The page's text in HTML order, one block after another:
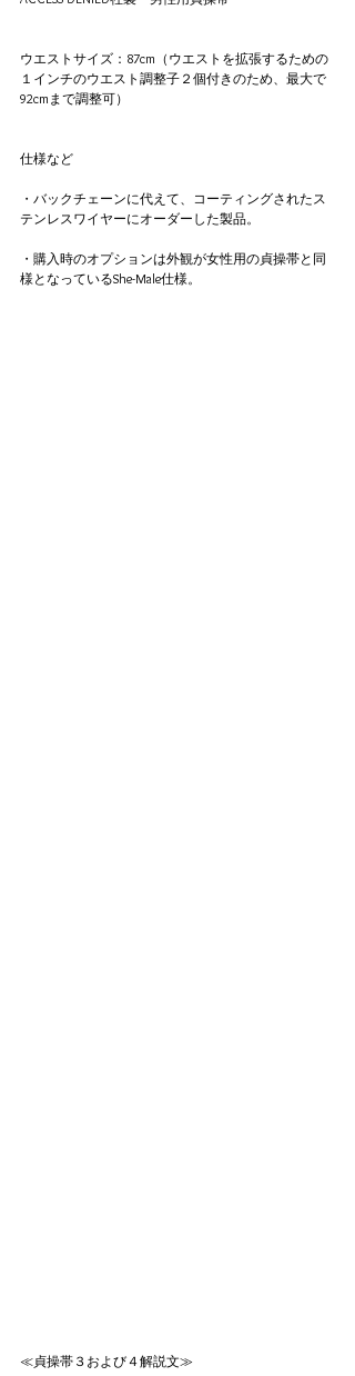
ウエストサイズ：87cm（ウエストを拡張するための
１インチのウエスト調整子２個付きのため、最大で
92cmまで調整可）
仕様など
・バックチェーンに代えて、コーティングされたス
テンレスワイヤーにオーダーした製品。
・購入時のオプションは外観が女性用の貞操帯と同
様となっているShe-Male仕様。
≪貞操帯３および４解説文≫